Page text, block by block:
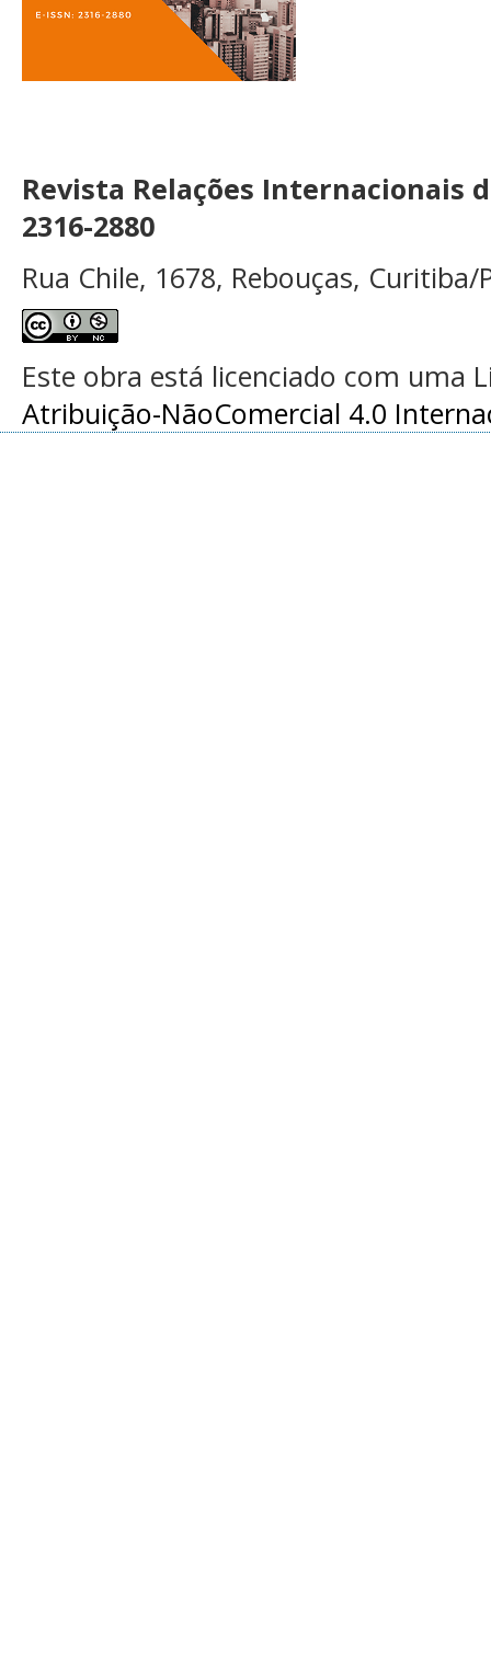
Revista Relações Internacionais
2316-2880
Rua Chile, 1678, Rebouças, Curitiba/
Este obra está licenciado com uma
Atribuição-NãoComercial 4.0